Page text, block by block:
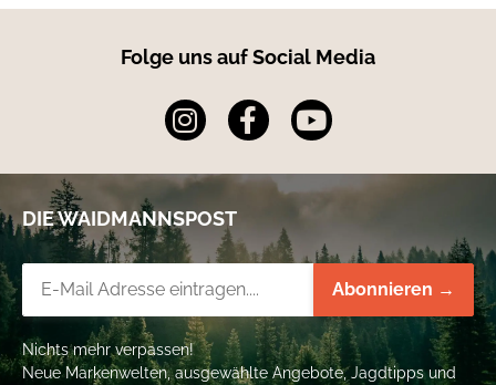
Folge uns auf Social Media
DIE WAIDMANNSPOST
Abonnieren →
Nichts mehr verpassen!
Neue Markenwelten, ausgewählte Angebote, Jagdtipps und